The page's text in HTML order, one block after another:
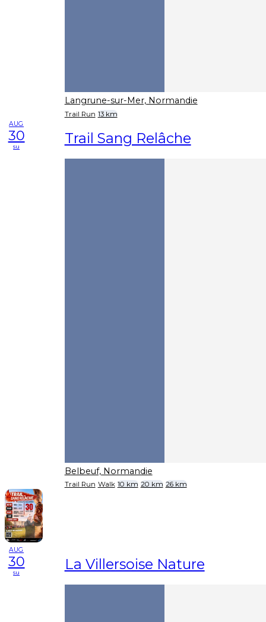
Langrune-sur-Mer, Normandie
Trail Run 13 km
AUG
30
su Trail Sang Relâche
Belbeuf, Normandie
Trail Run Walk 10 km 20 km 26 km
AUG
30
su La Villersoise Nature